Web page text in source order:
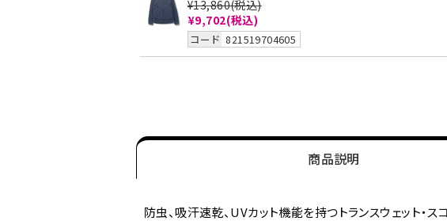
¥13,860(税込)
¥9,702(税込)
コード 821519704605
商品説明
防虫、吸汗速乾、UVカット機能を持つトランスウェット